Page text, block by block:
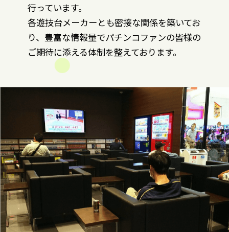
行っています。
各遊技台メーカーとも密接な関係を築いてお
り、豊富な情報量でパチンコファンの皆様の
ご期待に添える体制を整えております。